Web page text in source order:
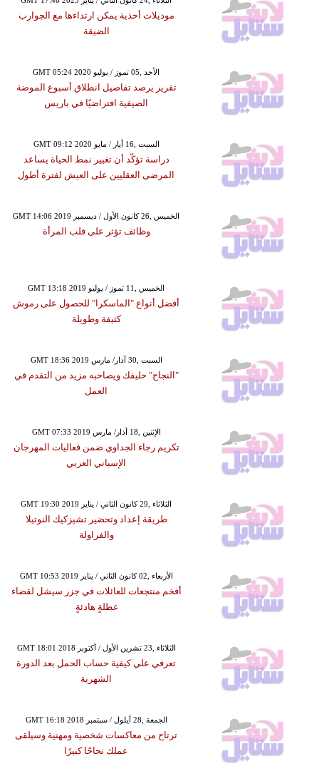
موديلات أحذية يمكن ارتداءها مع الجوارب
الضيقة
GMT 05:24 2020 الأحد ,05 تموز / يوليو
تقرير يرصد تفاصيل انطلاق أسبوع الموضة
الصيفية افتراضيًا في باريس
GMT 09:12 2020 السبت ,16 أيار / مايو
دراسة تؤكّد أن تغيير نمط الحياة يساعد
المرضى العقليين على العيش لفترة أطول
GMT 14:06 2019 الخميس ,26 كانون الأول / ديسمبر
وظائف تؤثر على قلب المرأة
GMT 13:18 2019 الخميس ,11 تموز / يوليو
أفضل أنواع "الماسكرا" للحصول على رموش
كثيفة وطويلة
GMT 18:36 2019 السبت ,30 آذار/ مارس
"النجاح" حليفك ويصاحبه مزيد من التقدم في
العمل
GMT 07:33 2019 الإثنين ,18 آذار/ مارس
تكريم رجاء الجداوي ضمن فعاليات المهرجان
الإسباني العربي
GMT 19:30 2019 الثلاثاء ,29 كانون الثاني / يناير
طريقة إعداد وتحضير تشيزكيك النوتيلا
والفراولة
GMT 10:53 2019 الأربعاء ,02 كانون الثاني / يناير
أفخم منتجعات للعائلات في جزر سيشل لقضاء
عطلةٍ هادئةٍ
GMT 18:01 2018 الثلاثاء ,23 تشرين الأول / أكتوبر
تعرفي علي كيفية حساب الحمل بعد الدورة
الشهرية
GMT 16:18 2018 الجمعة ,28 أيلول / سبتمبر
ترتاح من معاكسات شخصية ومهنية وسيلقى
عملك نجاحًا كبيرًا